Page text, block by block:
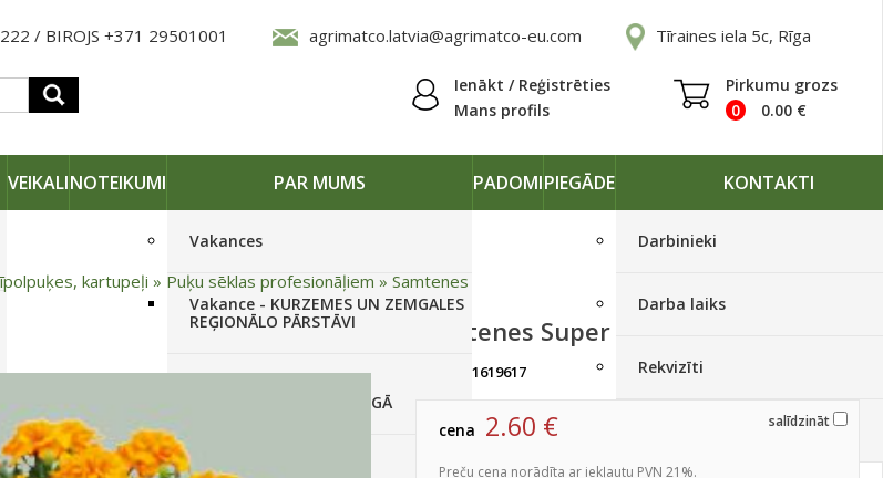
/ BIROJS +371 29501001 agrimatco.latvia@agrimatco-eu.com Tīraines iela 5c, Rīga
Ienākt / Reģistrēties
Mans profils
Pirkumu grozs
0
0.00 €
VEIKALINOTEIKUMI PAR MUMS
Vakances
Vakance - KURZEMES UN ZEMGALES
REĢIONĀLO PĀRSTĀVI
STRĀDNIEKU VEIKALĀ RĪGĀ
Pieteikties jaunumiem
PADOMIPIEGĀDE KONTAKTI
Darbinieki
Darba laiks
Rekvizīti
kartupeļi » Puķu sēklas profesionāļiem » Samtenes
Samtenes Super Hero Orange 250 s
artikuls:1619617
salīdzināt
cena 2.60 €
Preču cena norādīta ar iekļautu PVN 21%.